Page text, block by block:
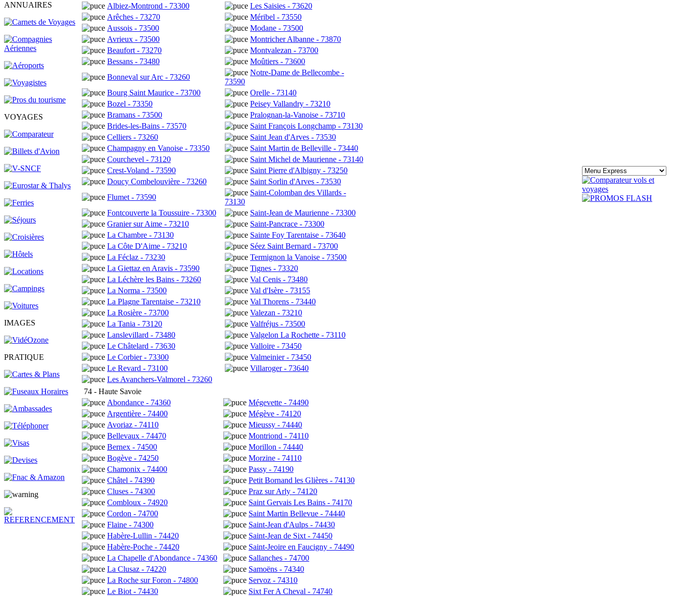
ANNUAIRES
VOYAGES
IMAGES
PRATIQUE
Albiez-Montrond - 73300
Les Saisies - 73620
Arêches - 73270
Méribel - 73550
Aussois - 73500
Modane - 73500
Avrieux - 73500
Montricher Albanne - 73870
Beaufort - 73270
Montvalezan - 73700
Bessans - 73480
Moûtiers - 73600
Bonneval sur Arc - 73260
Notre-Dame de Bellecombe -
73590
Bourg Saint Maurice - 73700
Orelle - 73140
Bozel - 73350
Peisey Vallandry - 73210
Bramans - 73500
Pralognan-la-Vanoise - 73710
Brides-les-Bains - 73570
Saint François Longchamp - 73130
Celliers - 73260
Saint Jean d'Arves - 73530
Champagny en Vanoise - 73350
Saint Martin de Belleville - 73440
Courchevel - 73120
Saint Michel de Maurienne - 73140
Crest-Voland - 73590
Saint Pierre d'Albigny - 73250
Doucy Combelouvière - 73260
Saint Sorlin d'Arves - 73530
Flumet - 73590
Saint-Colomban des Villards -
73130
Fontcouverte la Toussuire - 73300
Saint-Jean de Maurienne - 73300
Granier sur Aime - 73210
Saint-Pancrace - 73300
La Chambre - 73130
Sainte Foy Tarentaise - 73640
La Côte D'Aime - 73210
Séez Saint Bernard - 73700
La Féclaz - 73230
Termignon la Vanoise - 73500
La Giettaz en Aravis - 73590
Tignes - 73320
La Léchère les Bains - 73260
Val Cenis - 73480
La Norma - 73500
Val d'Isère - 73155
La Plagne Tarentaise - 73210
Val Thorens - 73440
La Rosière - 73700
Valezan - 73210
La Tania - 73120
Valfréjus - 73500
Lanslevillard - 73480
Valgelon La Rochette - 73110
Le Châtelard - 73630
Valloire - 73450
Le Corbier - 73300
Valmeinier - 73450
Le Revard - 73100
Villaroger - 73640
Les Avanchers-Valmorel - 73260
74 - Haute Savoie
Abondance - 74360
Mégevette - 74490
Argentière - 74400
Mégève - 74120
Avoriaz - 74110
Mieussy - 74440
Bellevaux - 74470
Montriond - 74110
Bernex - 74500
Morillon - 74440
Bogève - 74250
Morzine - 74110
Chamonix - 74400
Passy - 74190
Châtel - 74390
Petit Bornand les Glières - 74130
Cluses - 74300
Praz sur Arly - 74120
Combloux - 74920
Saint Gervais Les Bains - 74170
Cordon - 74700
Saint Martin Bellevue - 74440
Flaine - 74300
Saint-Jean d'Aulps - 74430
Habère-Lullin - 74420
Saint-Jean de Sixt - 74450
Habère-Poche - 74420
Saint-Jeoire en Faucigny - 74490
La Chapelle d'Abondance - 74360
Sallanches - 74700
La Clusaz - 74220
Samoëns - 74340
La Roche sur Foron - 74800
Servoz - 74310
Le Biot - 74430
Sixt Fer A Cheval - 74740